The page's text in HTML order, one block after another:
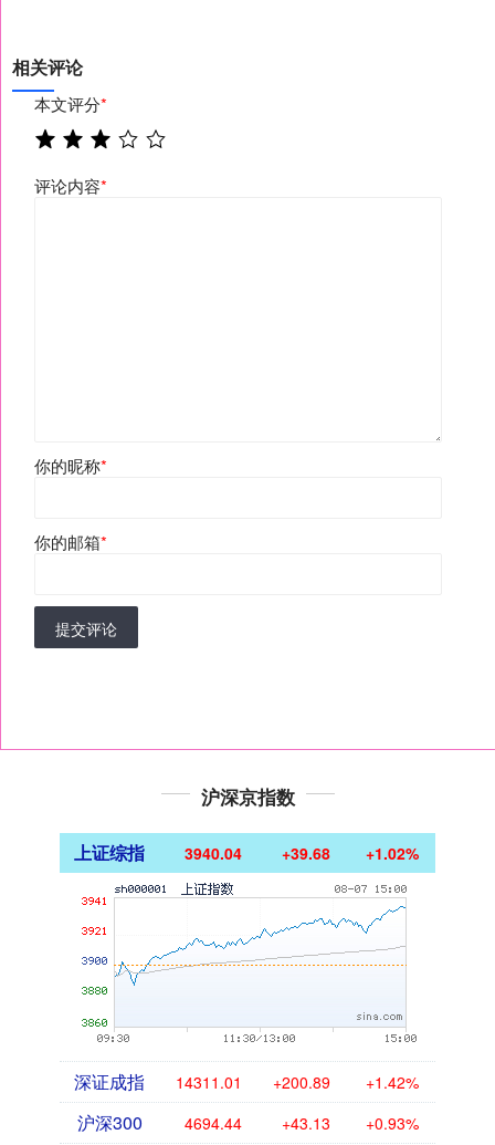
相关评论
本文评分*
评论内容*
你的昵称*
你的邮箱*
提交评论
沪深京指数
上证综指 3940.04 +39.68 +1.02%
深证成指 14311.01 +200.89 +1.42%
沪深300 4694.44 +43.13 +0.93%